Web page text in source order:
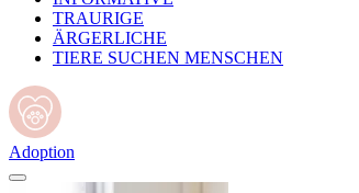
TRAURIGE
ÄRGERLICHE
TIERE SUCHEN MENSCHEN
Adoption